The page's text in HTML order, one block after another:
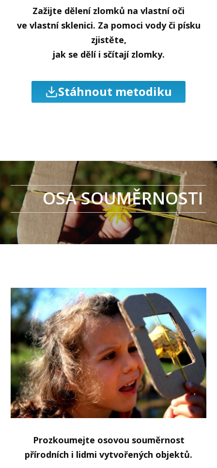
Zažijte dělení zlomků na vlastní oči
ve vlastní sklenici. Za pomoci vody či písku
zjistěte,
jak se dělí i sčítají zlomky.
Stáhnout metodiku
OSA SOUMĚRNOSTI
Prozkoumejte osovou souměrnost
přírodních i lidmi vytvořených objektů.